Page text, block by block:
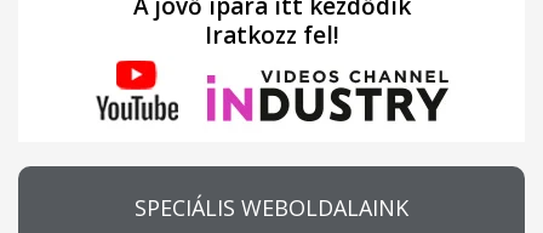
Iratkozz fel!
SPECIÁLIS WEBOLDALAINK